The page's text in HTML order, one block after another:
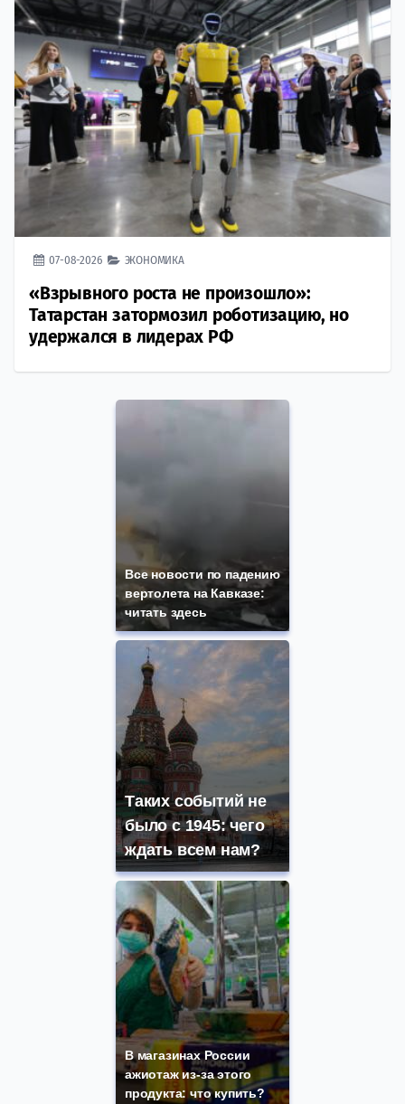
07-08-2026 ЭКОНОМИКА
«Взрывного роста не произошло»:
Татарстан затормозил роботизацию, но
удержался в лидерах РФ
Все новости по падению
вертолета на Кавказе:
читать здесь
Таких событий не
было с 1945: чего
ждать всем нам?
В магазинах России
ажиотаж из-за этого
продукта: что купить?